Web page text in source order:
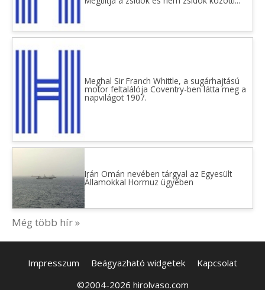
Meghal Sir Franch Whittle, a sugárhajtású
motor feltalálója Coventry-ben látta meg a
napvilágot 1907.
Irán Omán nevében tárgyal az Egyesült
Államokkal Hormuz ügyében
Még több hír »
Impresszum Beágyazható widgetek
Kapcsolat
©2004-2026 hirolvaso.com